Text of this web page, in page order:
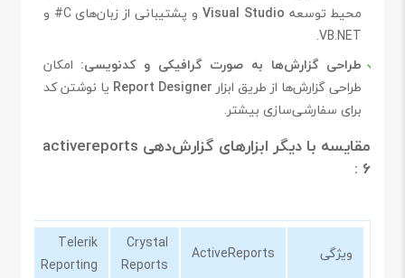
محیط توسعه Visual Studio
و پشتیبانی از زبان‌های C# و
VB.NET.
طراحی گزارش‌ها به صورت گرافیکی و کدنویسی: امکان
طراحی گزارش‌ها از طریق ابزارReport Designer یا نوشتن کد
برای سفارشی‌سازی بیشتر.
مقایسه با دیگر ابزارهای گزارش‌دهی activereports
6 :
ویژگی ActiveReports
Crystal
Reports
Telerik
Reporting